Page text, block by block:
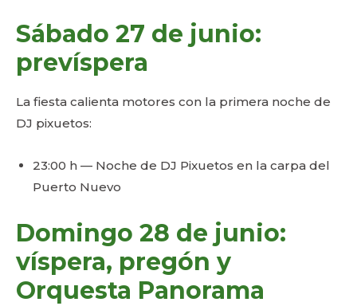
Sábado 27 de junio:
prevíspera
La fiesta calienta motores con la primera noche de
DJ pixuetos:
23:00 h — Noche de DJ Pixuetos en la carpa del
Puerto Nuevo
Domingo 28 de junio:
víspera, pregón y
Orquesta Panorama